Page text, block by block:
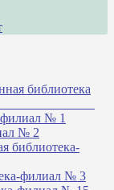
библиотека
филиал № 1
№ 2
библиотека-
филиал № 3